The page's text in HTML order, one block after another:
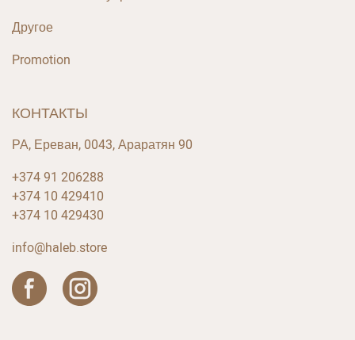
Другое
Promotion
КОНТАКТЫ
РА, Ереван, 0043, Араратян 90
+374 91 206288
+374 10 429410
+374 10 429430
info@haleb.store